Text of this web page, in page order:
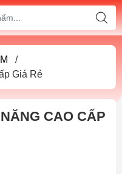
/
Giá Rẻ
CAO CẤP